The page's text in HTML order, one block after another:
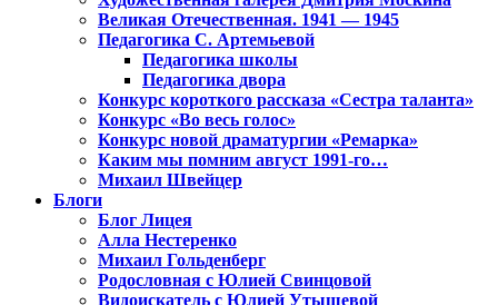
Великая Отечественная. 1941 — 1945
Педагогика С. Артемьевой
Педагогика школы
Педагогика двора
Конкурс короткого рассказа «Сестра таланта»
Конкурс «Во весь голос»
Конкурс новой драматургии «Ремарка»
Каким мы помним август 1991-го…
Михаил Швейцер
Блоги
Блог Лицея
Алла Нестеренко
Михаил Гольденберг
Родословная с Юлией Свинцовой
Видоискатель с Юлией Утышевой